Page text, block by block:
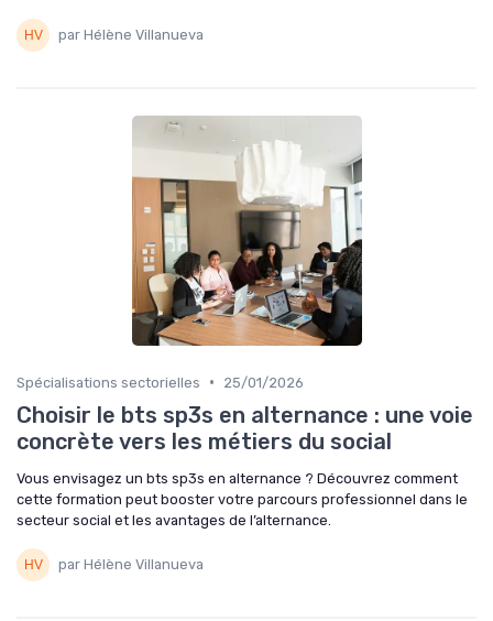
par Hélène Villanueva
Spécialisations sectorielles • 25/01/2026
Choisir le bts sp3s en alternance : une voie
concrète vers les métiers du social
Vous envisagez un bts sp3s en alternance ? Découvrez comment
cette formation peut booster votre parcours professionnel dans le
secteur social et les avantages de l’alternance.
par Hélène Villanueva